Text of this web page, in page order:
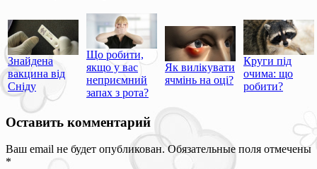
Знайдена
вакцина від
Сніду
Що робити,
якщо у вас
неприємний
запах з рота?
Як вилікувати
ячмінь на оці?
Круги під
очима: що
робити?
Оставить комментарий
Ваш email не будет опубликован. Обязательные поля отмечены
*